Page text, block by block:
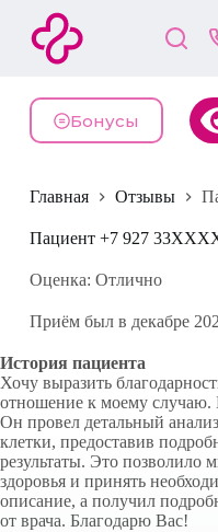
й
и
у
и
Бонусы
Главная Отзывы
Пациент +7 927
Оценка: Отлично
Приём был в декабре
История пациента
Хочу выразить
отношение к моему
Он провел детальный
клетки, предоставив
результаты. Это позволило
здоровья и принять
описание, а получил
от врача. Благодарю Вас!